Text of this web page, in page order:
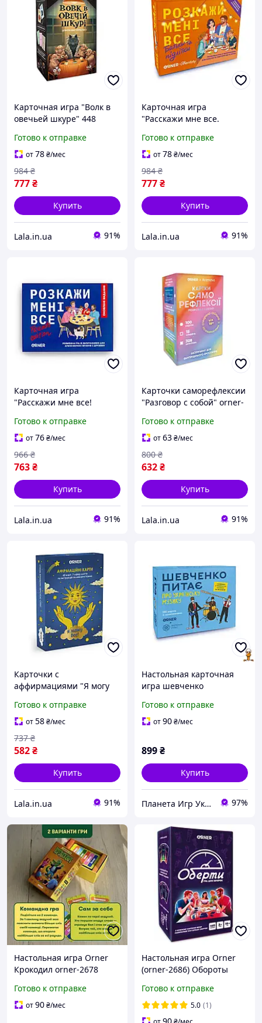
Карточная игра "Волк в
овечьей шкуре" 448
10лет
Готово к отправке
от78₴/мес
777₴
984 ₴
Купить
Lala.in.ua 91%
Карточная игра
"Расскажи мне все.
150 карточек с вопросами
от 12лет
Готово к отправке
от78₴/мес
777₴
984 ₴
Купить
Lala.in.ua 91%
Карточная игра
"Расскажи мне все!
карточек с вопросами от
14лет
Готово к отправке
от76₴/мес
763₴
966 ₴
Купить
Lala.in.ua 91%
Карточки саморефлексии
"Разговор с собой" orner-
Готово к отправке
от63₴/мес
632₴
800 ₴
Купить
Lala.in.ua 91%
Карточки с
аффирмациями "Я могу
карточек, 7 сфер жизни и
инструкция по
использованию
Готово к отправке
от58₴/мес
582₴
737 ₴
Купить
Lala.in.ua 91%
Настольная карточная
игра шевченко
украинской музыке Orner
orner-2221
Готово к отправке
от90₴/мес
899₴
Купить
Планета Игр Украина 💙💛 97%
Настольная игра Orner
Крокодил orner-2678
Готово к отправке
от90₴/мес
Настольная игра Orner
(orner-2686) Обороты
Готово к отправке
5.0 (1)